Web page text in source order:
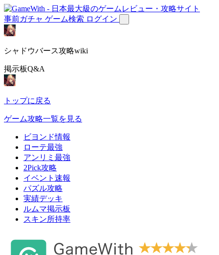
事前ガチャ ゲーム検索 ログイン
シャドウバース攻略wiki
掲示板Q&A
トップに戻る
ゲーム攻略一覧を見る
ビヨンド情報
ローテ最強
アンリミ最強
2Pick攻略
イベント速報
パズル攻略
実績デッキ
ルムマ掲示板
スキン所持率